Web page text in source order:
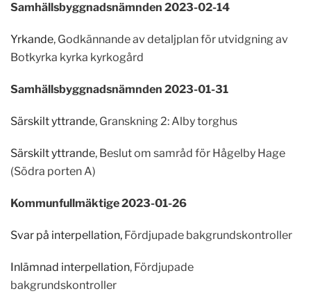
Samhällsbyggnadsnämnden 2023-02-14
Yrkande, Godkännande av detaljplan för utvidgning av
Botkyrka kyrka kyrkogård
Samhällsbyggnadsnämnden 2023-01-31
Särskilt yttrande, Granskning 2:Alby torghus
Särskilt yttrande, Beslut om samråd för Hågelby Hage
(Södra porten A)
Kommunfullmäktige 2023-01-26
Svar på interpellation, Fördjupade bakgrundskontroller
Inlämnad interpellation, Fördjupade
bakgrundskontroller